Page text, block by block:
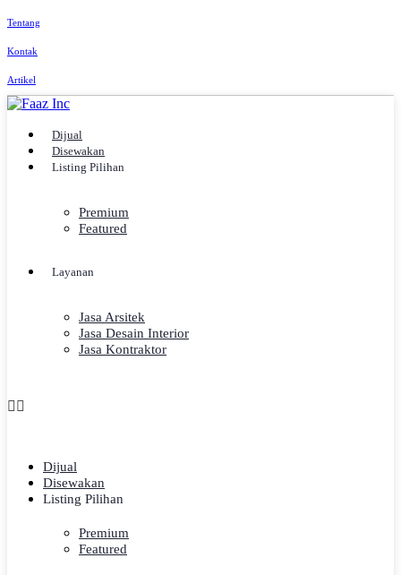
Tentang
Kontak
Artikel
Dijual
Disewakan
Listing Pilihan
Premium
Featured
Layanan
Jasa Arsitek
Jasa Desain Interior
Jasa Kontraktor
Dijual
Disewakan
Listing Pilihan
Premium
Featured